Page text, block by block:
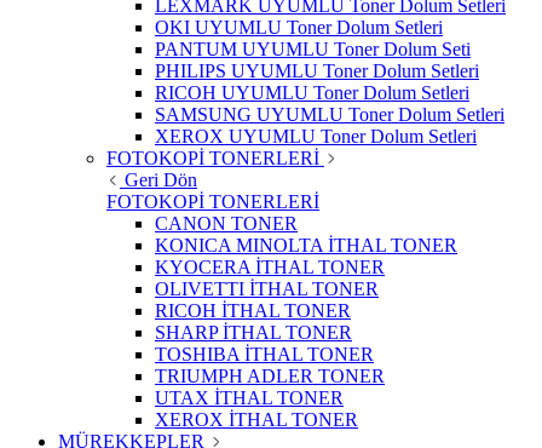
LEXMARK UYUMLU Toner Dolum Setleri
OKI UYUMLU Toner Dolum Setleri
PANTUM UYUMLU Toner Dolum Seti
PHILIPS UYUMLU Toner Dolum Setleri
RICOH UYUMLU Toner Dolum Setleri
SAMSUNG UYUMLU Toner Dolum Setleri
XEROX UYUMLU Toner Dolum Setleri
FOTOKOPİ TONERLERİ
Geri Dön
FOTOKOPİ TONERLERİ
CANON TONER
KONICA MINOLTA İTHAL TONER
KYOCERA İTHAL TONER
OLIVETTI İTHAL TONER
RICOH İTHAL TONER
SHARP İTHAL TONER
TOSHIBA İTHAL TONER
TRIUMPH ADLER TONER
UTAX İTHAL TONER
XEROX İTHAL TONER
MÜREKKEPLER